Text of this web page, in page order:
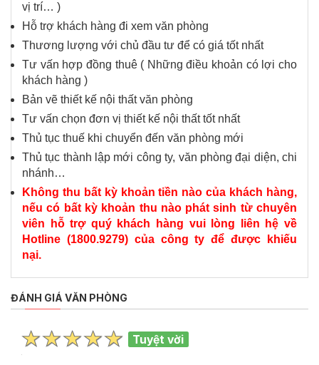
vị trí… )
Hỗ trợ khách hàng đi xem văn phòng
Thương lượng với chủ đầu tư để có giá tốt nhất
Tư vấn hợp đồng thuê ( Những điều khoản có lợi cho
khách hàng )
Bản vẽ thiết kế nội thất văn phòng
Tư vấn chọn đơn vị thiết kế nội thất tốt nhất
Thủ tục thuế khi chuyển đến văn phòng mới
Thủ tục thành lập mới công ty, văn phòng đại diện, chi
nhánh…
Không thu bất kỳ khoản tiền nào của khách hàng,
nếu có bất kỳ khoản thu nào phát sinh từ chuyên
viên hỗ trợ quý khách hàng vui lòng liên hệ về
Hotline (1800.9279) của công ty để được khiếu
nại.
ĐÁNH GIÁ VĂN PHÒNG
Tuyệt vời